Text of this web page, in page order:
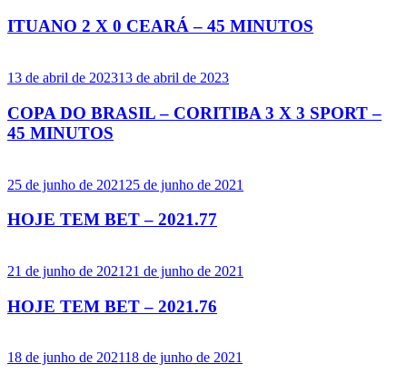
ITUANO 2 X 0 CEARÁ – 45 MINUTOS
13 de abril de 202313 de abril de 2023
COPA DO BRASIL – CORITIBA 3 X 3 SPORT –
45 MINUTOS
25 de junho de 2021 25 de junho de 2021
HOJE TEM BET – 2021.77
21 de junho de 2021 21 de junho de 2021
HOJE TEM BET – 2021.76
18 de junho de 202118 de junho de 2021